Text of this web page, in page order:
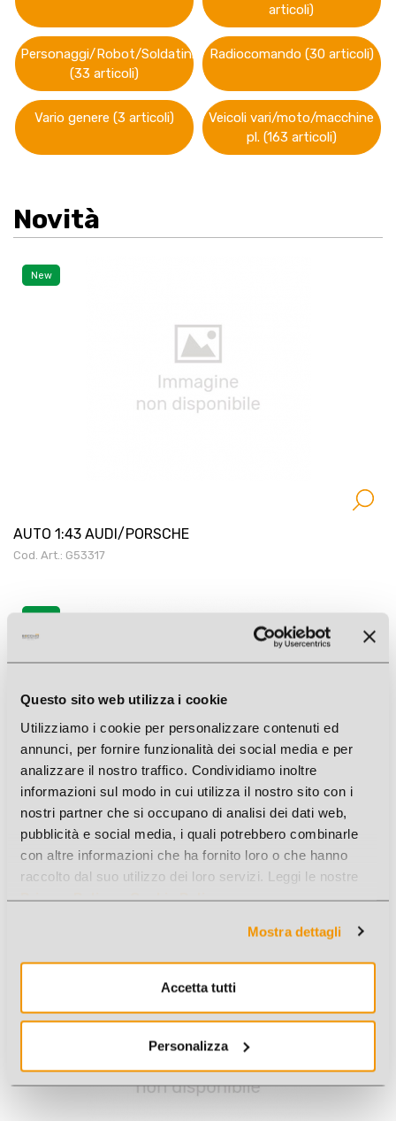
Questo sito web utilizza i cookie
Utilizziamo i cookie per personalizzare contenuti ed
annunci, per fornire funzionalità dei social media e per
analizzare il nostro traffico. Condividiamo inoltre
informazioni sul modo in cui utilizza il nostro sito con i
nostri partner che si occupano di analisi dei dati web,
pubblicità e social media, i quali potrebbero combinarle
con altre informazioni che ha fornito loro o che hanno
raccolto dal suo utilizzo dei loro servizi. Leggi le nostre
Privacy PolicyeCookie Policy.
Mostra dettagli
Accetta tutti
Personalizza
articoli)
Personaggi/Robot/Soldatini
(33 articoli)
Radiocomando (30 articoli)
Vario genere (3 articoli)
Veicoli vari/moto/macchine
pl. (163 articoli)
Novità
New
AUTO 1:43 AUDI/PORSCHE
Cod. Art.: G53317
AUTO 1:43 VINTAGE
Cod. Art.: G31514